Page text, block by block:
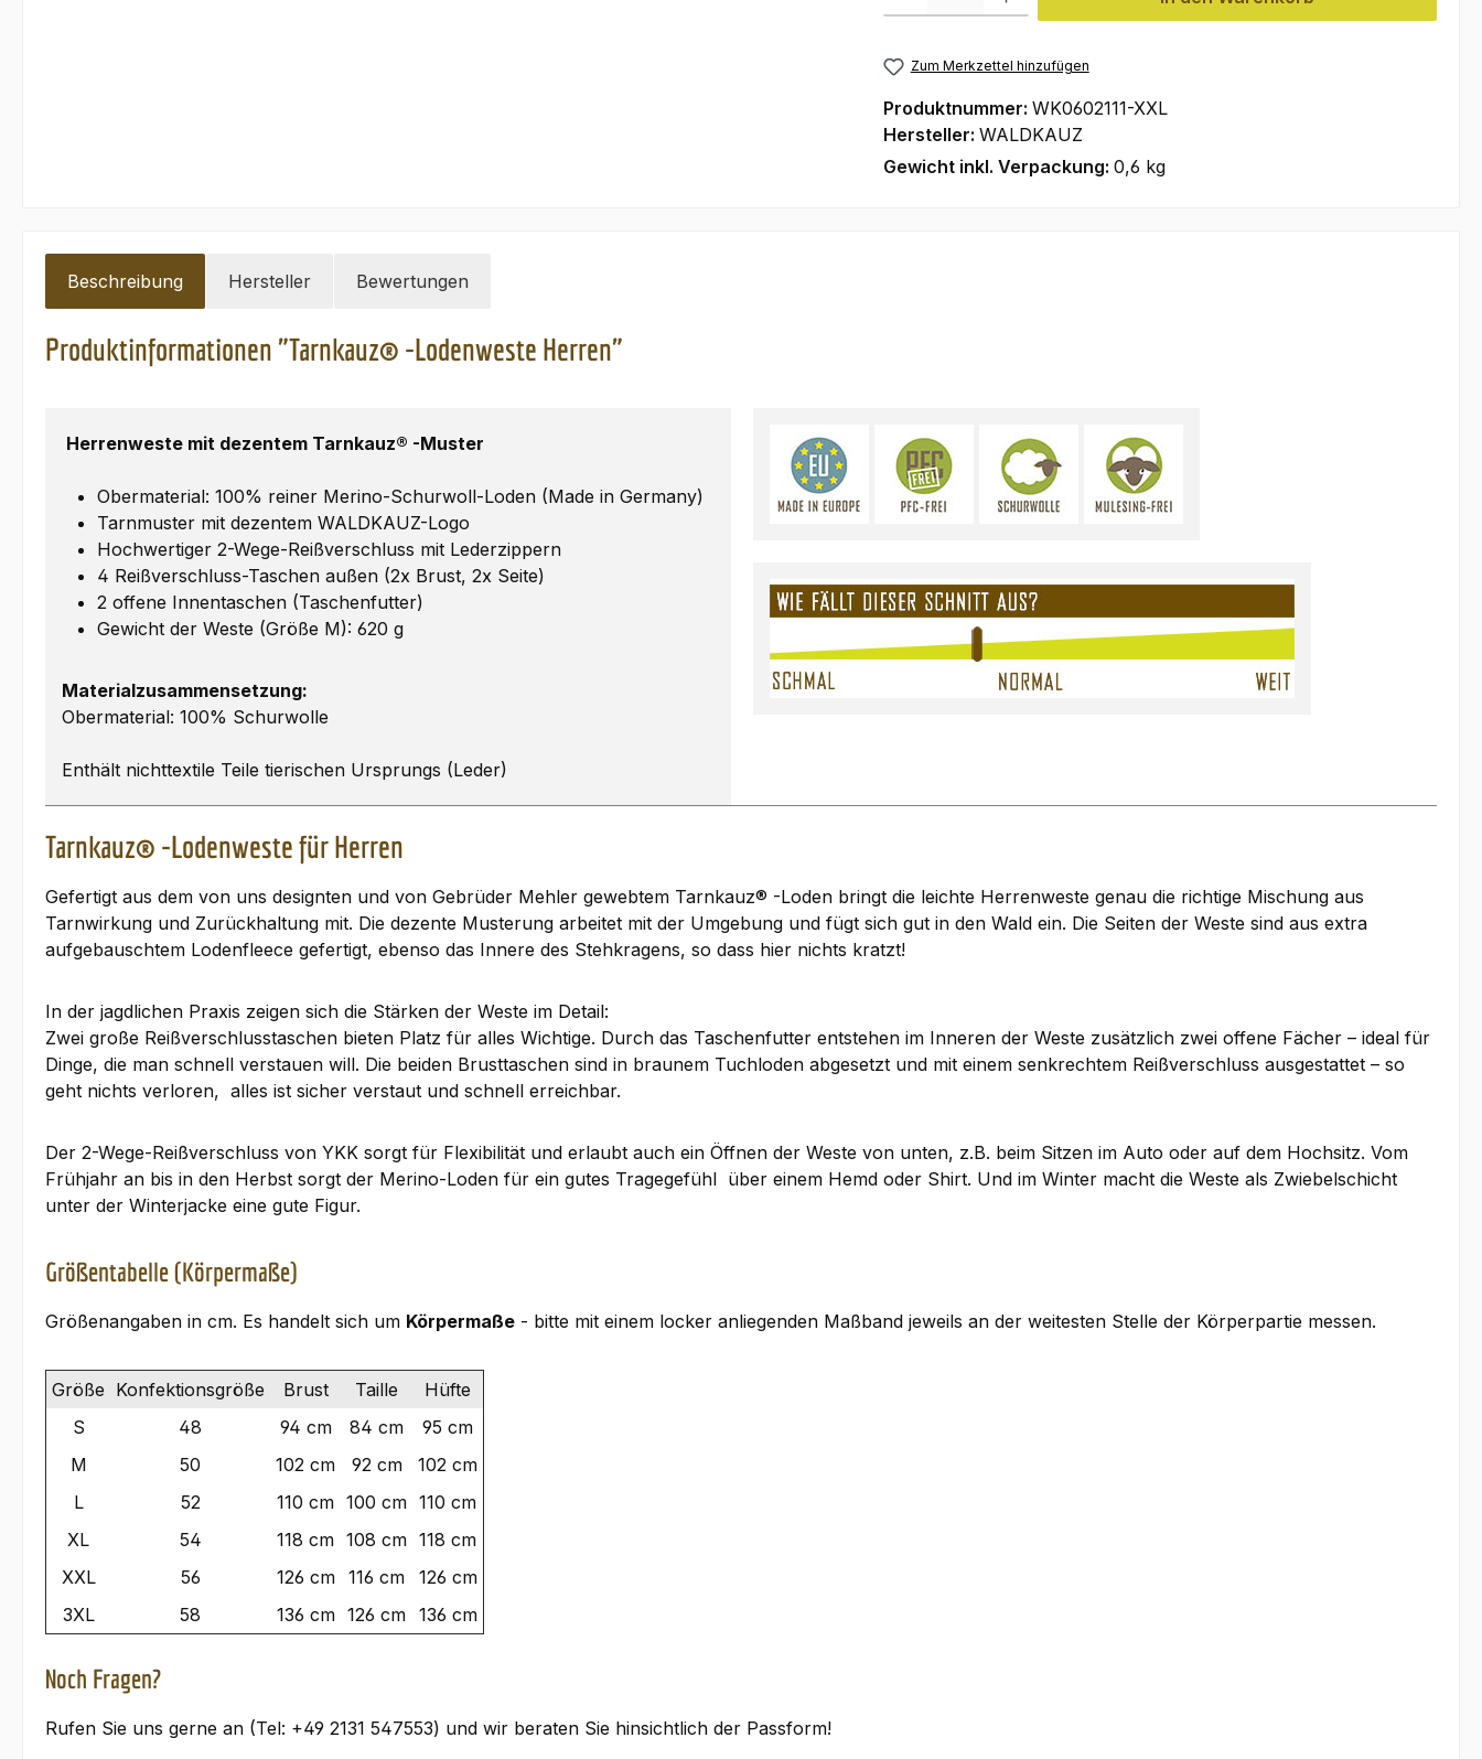
Zum Merkzettel hinzufügen
Produktnummer: WK0602111-XXL
Hersteller: WALDKAUZ
Gewicht inkl. Verpackung: 0,6 kg
Beschreibung Hersteller Bewertungen
Produktinformationen "Tarnkauz® -Lodenweste Herren"
Herrenweste mit dezentem Tarnkauz® -Muster
Obermaterial: 100% reiner Merino-Schurwoll-Loden (Made in Germany)
Tarnmuster mit dezentem WALDKAUZ-Logo
Hochwertiger 2-Wege-Reißverschluss mit Lederzippern
4 Reißverschluss-Taschen außen (2x Brust, 2x Seite)
2 offene Innentaschen (Taschenfutter)
Gewicht der Weste (Größe M): 620 g
Materialzusammensetzung:
Obermaterial: 100% Schurwolle
Enthält nichttextile Teile tierischen Ursprungs (Leder)
Tarnkauz® -Lodenweste für Herren
Gefertigt aus dem von uns designten und von Gebrüder Mehler gewebtem Tarnkauz® -Loden bringt die leichte Herrenweste genau die richtige Mischung aus
Tarnwirkung und Zurückhaltung mit. Die dezente Musterung arbeitet mit der Umgebung und fügt sich gut in den Wald ein. Die Seiten der Weste sind aus extra
aufgebauschtem Lodenfleece gefertigt, ebenso das Innere des Stehkragens, so dass hier nichts kratzt!
In der jagdlichen Praxis zeigen sich die Stärken der Weste im Detail:
Zwei große Reißverschlusstaschen bieten Platz für alles Wichtige. Durch das Taschenfutter entstehen im Inneren der Weste zusätzlich zwei offene Fächer – ideal für
Dinge, die man schnell verstauen will. Die beiden Brusttaschen sind in braunem Tuchloden abgesetzt und mit einem senkrechtem Reißverschluss ausgestattet – so
geht nichts verloren, alles ist sicher verstaut und schnell erreichbar.
Der 2-Wege-Reißverschluss von YKK sorgt für Flexibilität und erlaubt auch ein Öffnen der Weste von unten, z.B. beim Sitzen im Auto oder auf dem Hochsitz. Vom
Frühjahr an bis in den Herbst sorgt der Merino-Loden für ein gutes Tragegefühl über einem Hemd oder Shirt. Und im Winter macht die Weste als Zwiebelschicht
unter der Winterjacke eine gute Figur.
Größentabelle (Körpermaße)
Größenangaben in cm. Es handelt sich um Körpermaße - bitte mit einem locker anliegenden Maßband jeweils an der weitesten Stelle der Körperpartie messen.
Größe Konfektionsgröße Brust Taille
Hüfte
S
48 94 cm 84 cm
95 cm
M
50 102 cm 92 cm
102 cm
L
52 110 cm 100 cm 110 cm
XL
54 118 cm 108 cm 118 cm
XXL
56 126 cm 116 cm
126 cm
3XL
58 136 cm 126 cm 136 cm
Noch Fragen?
Rufen Sie uns gerne an (Tel: +49 2131 547553) und wir beraten Sie hinsichtlich der Passform!